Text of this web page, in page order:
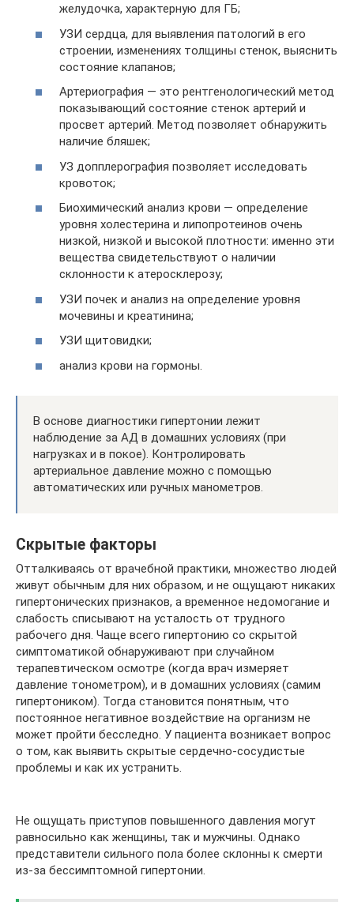
желудочка, характерную для ГБ;
УЗИ сердца, для выявления патологий в его
строении, изменениях толщины стенок, выяснить
состояние клапанов;
Артериография — это рентгенологический метод
показывающий состояние стенок артерий и
просвет артерий. Метод позволяет обнаружить
наличие бляшек;
УЗ допплерография позволяет исследовать
кровоток;
Биохимический анализ крови — определение
уровня холестерина и липопротеинов очень
низкой, низкой и высокой плотности: именно эти
вещества свидетельствуют о наличии
склонности к атеросклерозу;
УЗИ почек и анализ на определение уровня
мочевины и креатинина;
УЗИ щитовидки;
анализ крови на гормоны.
В основе диагностики гипертонии лежит
наблюдение за АД в домашних условиях (при
нагрузках и в покое). Контролировать
артериальное давление можно с помощью
автоматических или ручных манометров.
Скрытые факторы
Отталкиваясь от врачебной практики, множество людей
живут обычным для них образом, и не ощущают никаких
гипертонических признаков, а временное недомогание и
слабость списывают на усталость от трудного
рабочего дня. Чаще всего гипертонию со скрытой
симптоматикой обнаруживают при случайном
терапевтическом осмотре (когда врач измеряет
давление тонометром), и в домашних условиях (самим
гипертоником). Тогда становится понятным, что
постоянное негативное воздействие на организм не
может пройти бесследно. У пациента возникает вопрос
о том, как выявить скрытые сердечно-сосудистые
проблемы и как их устранить.
Не ощущать приступов повышенного давления могут
равносильно как женщины, так и мужчины. Однако
представители сильного пола более склонны к смерти
из-за бессимптомной гипертонии.